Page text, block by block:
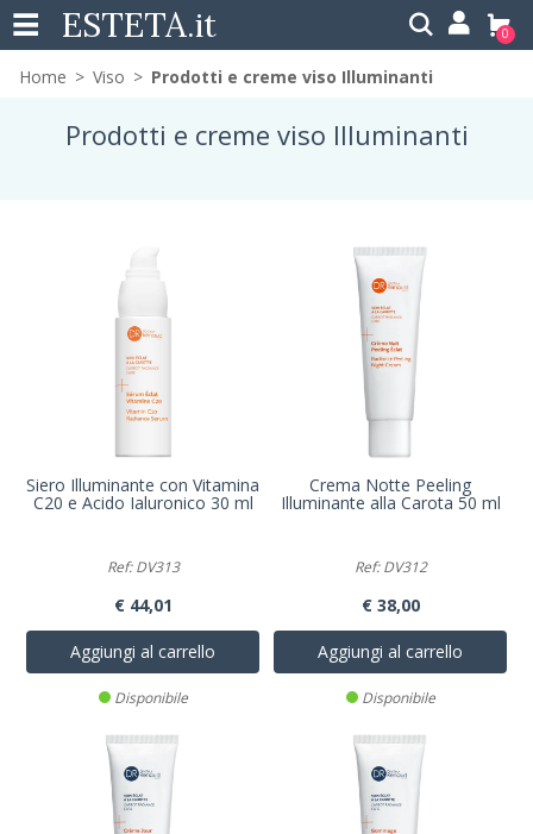
ESTETA.it 0
Home Viso Prodotti e creme viso Illuminanti
Prodotti e creme viso Illuminanti
Siero Illuminante con Vitamina
C20 e Acido Ialuronico 30 ml
Ref: DV313
€ 44,01
Aggiungi al carrello
Disponibile
Crema Notte Peeling
Illuminante alla Carota 50 ml
Ref: DV312
€ 38,00
Aggiungi al carrello
Disponibile